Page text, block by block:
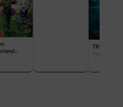
TRON:
2026